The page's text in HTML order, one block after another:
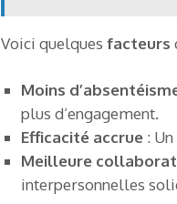
Voici quelques facteurs
Moins
plus d’engagement.
Efficacité accrue :
Meilleure
interpersonnelles